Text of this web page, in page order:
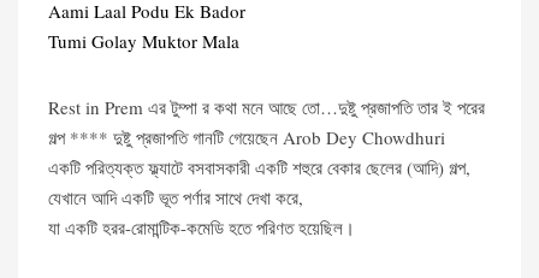
Aami Laal Podu Ek Bador
Tumi Golay Muktor Mala
Rest in Prem এর টুম্পা র কথা মনে আছে তো…দুষ্টু প্রজাপতি তার ই পরের
গল্প **** দুষ্টু প্রজাপতি গানটি গেয়েছেন Arob Dey Chowdhuri
একটি পরিত্যক্ত ফ্ল্যাটে বসবাসকারী একটি শহুরে বেকার ছেলের (আদি) গল্প,
যেখানে আদি একটি ভূত পর্ণার সাথে দেখা করে,
যা একটি হরর-রোমান্টিক-কমেডি হতে পরিণত হয়েছিল।